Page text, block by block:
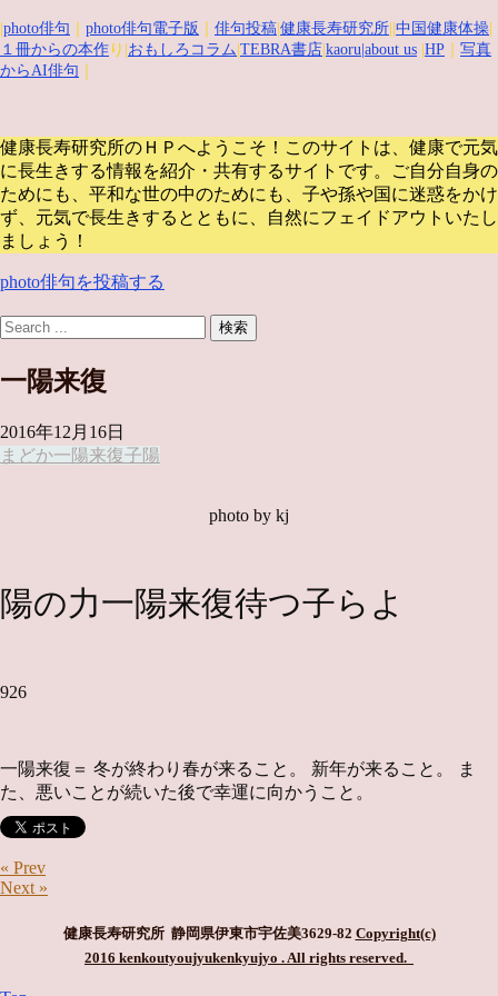
photo俳句 photo俳句電子版 俳句投稿 健康長寿研究所 中国健康体操
１冊からの本作 り| おもしろコラム TEBRA書店 kaoru |about us HP
写真
からAI俳句
健康長寿研究所のＨＰへようこそ！このサイトは、健康で元気
に長生きする情報を紹介・共有するサイトです。
ご自分自身の
ためにも、平和な世の中のためにも、子や孫や国に迷惑をかけ
ず、元気で長生きするとともに、自然にフェイドアウトいたし
ましょう！
photo俳句を投稿する
一陽来復
2016年12月16日
まどか一陽来復子陽
photo by kj
陽の力一陽来復待つ子らよ
926
一陽来復＝ 冬が終わり春が来ること。 新年が来ること。 ま
た、悪いことが続いた後で幸運に向かうこと。
« Prev
Next »
健康長寿研究所 静岡県伊東市宇佐美3629-82 Copyright(c)
2016 kenkoutyoujyukenkyujyo . All rights reserved.